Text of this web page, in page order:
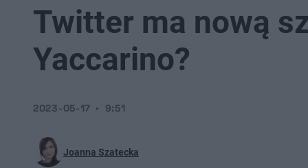
Twitter ma nową
Yaccarino?
Joanna Szatecka
2023-05-17 9:51